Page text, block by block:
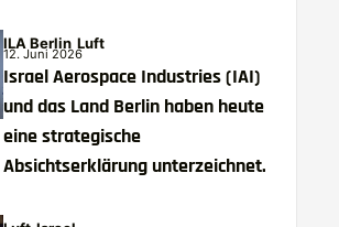
ILA Berlin Luft
12. Juni 2026
Israel Aerospace Industries (IAI)
und das Land Berlin haben heute
eine strategische
Absichtserklärung unterzeichnet.